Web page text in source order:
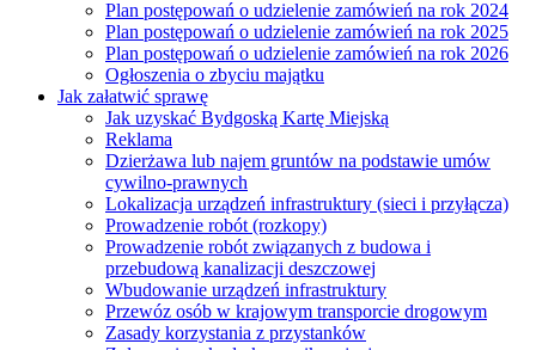
Plan postępowań o udzielenie zamówień na rok 2024
Plan postępowań o udzielenie zamówień na rok 2025
Plan postępowań o udzielenie zamówień na rok 2026
Ogłoszenia o zbyciu majątku
Jak załatwić sprawę
Jak uzyskać Bydgoską Kartę Miejską
Reklama
Dzierżawa lub najem gruntów na podstawie umów
cywilno-prawnych
Lokalizacja urządzeń infrastruktury (sieci i przyłącza)
Prowadzenie robót (rozkopy)
Prowadzenie robót związanych z budowa i
przebudową kanalizacji deszczowej
Wbudowanie urządzeń infrastruktury
Przewóz osób w krajowym transporcie drogowym
Zasady korzystania z przystanków